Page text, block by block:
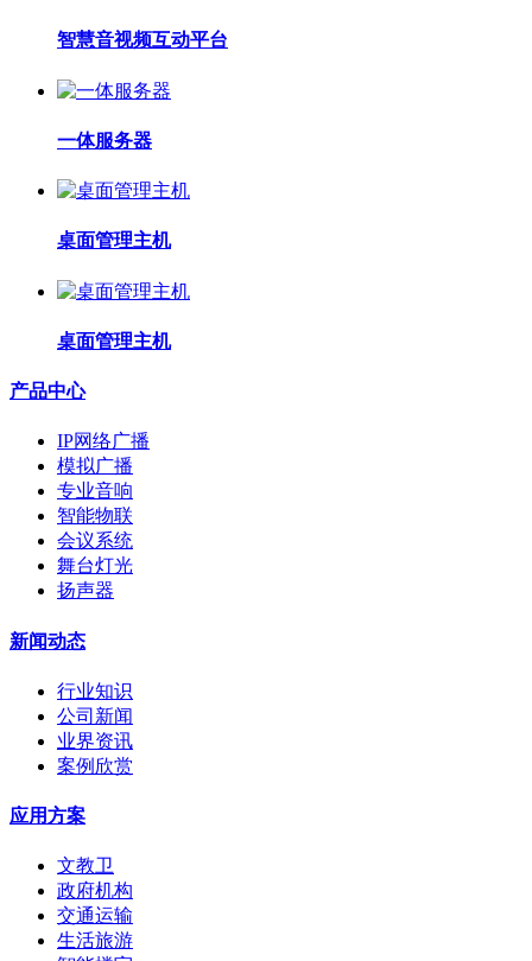
智慧音视频互动平台
一体服务器
桌面管理主机
桌面管理主机
产品中心
IP网络广播
模拟广播
专业音响
智能物联
会议系统
舞台灯光
扬声器
新闻动态
行业知识
公司新闻
业界资讯
案例欣赏
应用方案
文教卫
政府机构
交通运输
生活旅游